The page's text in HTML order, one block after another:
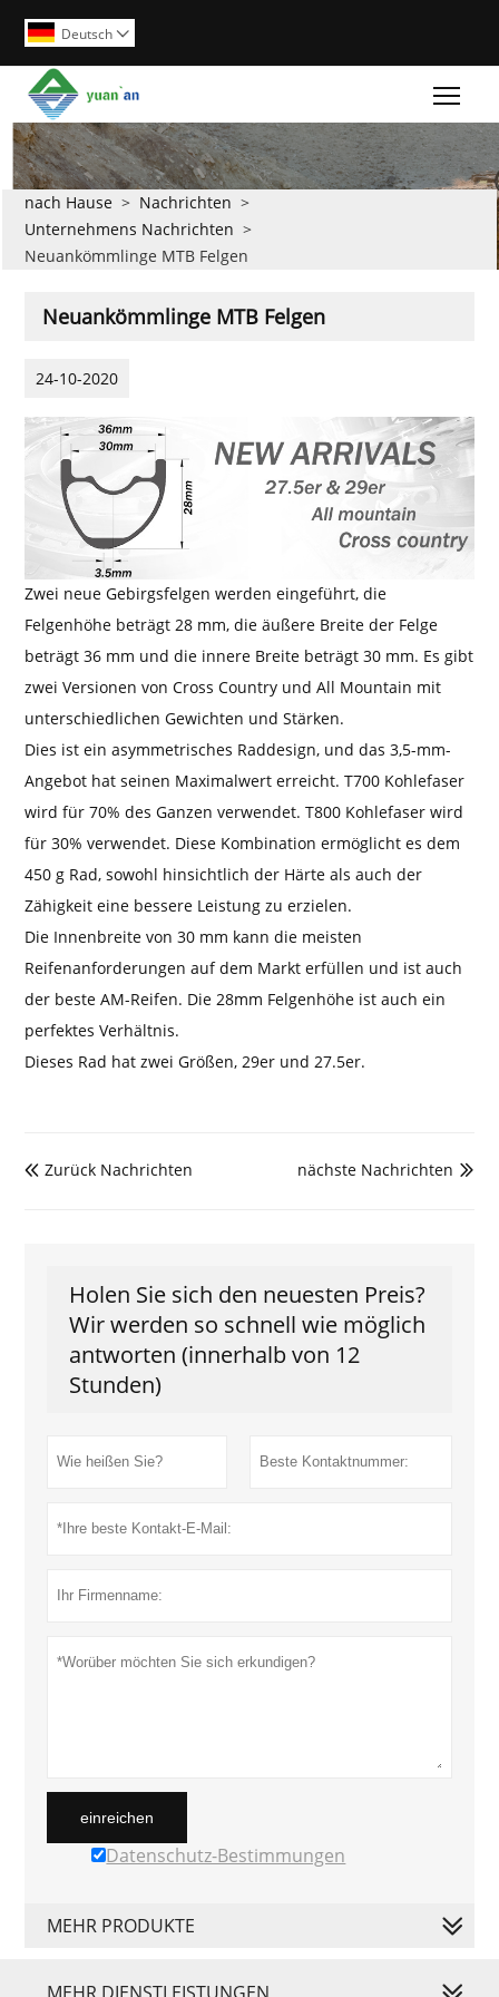
Deutsch 
nach Hause > Nachrichten >
Unternehmens Nachrichten >
Neuankömmlinge MTB Felgen
Neuankömmlinge MTB Felgen
24-10-2020
Zwei neue Gebirgsfelgen werden eingeführt, die
Felgenhöhe beträgt 28 mm, die äußere Breite der Felge
beträgt 36 mm und die innere Breite beträgt 30 mm. Es gibt
zwei Versionen von Cross Country und All Mountain mit
unterschiedlichen Gewichten und Stärken.
Dies ist ein asymmetrisches Raddesign, und das 3,5-mm-
Angebot hat seinen Maximalwert erreicht. T700 Kohlefaser
wird für 70% des Ganzen verwendet. T800 Kohlefaser wird
für 30% verwendet. Diese Kombination ermöglicht es dem
450 g Rad, sowohl hinsichtlich der Härte als auch der
Zähigkeit eine bessere Leistung zu erzielen.
Die Innenbreite von 30 mm kann die meisten
Reifenanforderungen auf dem Markt erfüllen und ist auch
der beste AM-Reifen. Die 28mm Felgenhöhe ist auch ein
perfektes Verhältnis.
Dieses Rad hat zwei Größen, 29er und 27.5er.
 Zurück Nachrichten 
nächste Nachrichten
Holen Sie sich den neuesten Preis?
Wir werden so schnell wie möglich
antworten (innerhalb von 12
Stunden)
einreichen
Datenschutz-Bestimmungen
MEHR PRODUKTE